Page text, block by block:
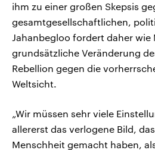
ihm zu einer großen Skepsis
gesamtgesellschaftlichen,
Jahanbegloo fordert daher wie
grundsätzliche Veränderung
Rebellion gegen die
Weltsicht.
„Wir müssen sehr viele
allererst das verlogene Bild,
Menschheit gemacht haben,